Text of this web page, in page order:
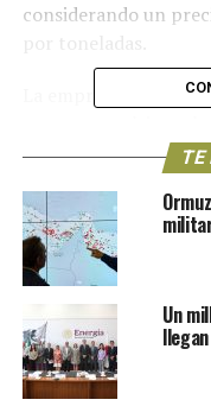
considerando un
por toneladas.
La empresa
carbón en esa
Sin embargo, el
de Economía,
las compras van a
región, “no es una
aporte necesario,
La estrategia de
región carbonífera de
TE
Un